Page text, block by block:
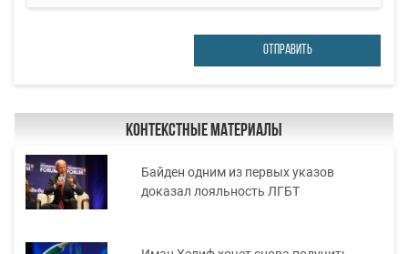
ОТПРАВИТЬ
Контекстные материалы
Байден одним из первых указов
доказал лояльность ЛГБТ